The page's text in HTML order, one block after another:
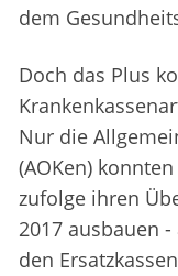
dem
Doch das Plus
Nur die
(AOKen)
zufolge ihren
2017 ausbauen
den